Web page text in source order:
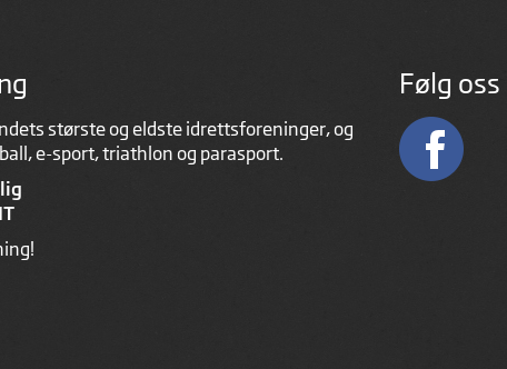
største og eldste idrettsforeninger, og
e-sport, triathlon og parasport.
Følg oss